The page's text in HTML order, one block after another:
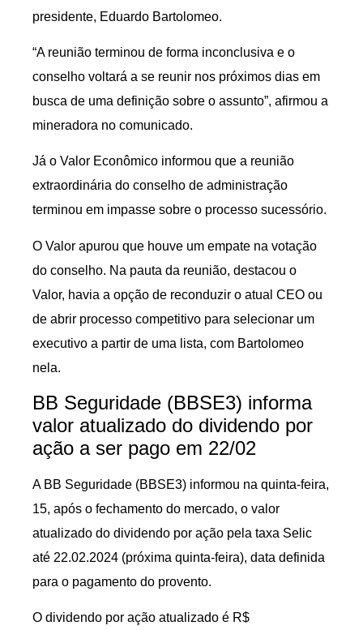
presidente, Eduardo Bartolomeo.
“A reunião terminou de forma inconclusiva e o
conselho voltará a se reunir nos próximos dias em
busca de uma definição sobre o assunto”, afirmou a
mineradora no comunicado.
Já o Valor Econômico informou que a reunião
extraordinária do conselho de administração
terminou em impasse sobre o processo sucessório.
O Valor apurou que houve um empate na votação
do conselho. Na pauta da reunião, destacou o
Valor, havia a opção de reconduzir o atual CEO ou
de abrir processo competitivo para selecionar um
executivo a partir de uma lista, com Bartolomeo
nela.
BB Seguridade (BBSE3) informa
valor atualizado do dividendo por
ação a ser pago em 22/02
A BB Seguridade (BBSE3) informou na quinta-feira,
15, após o fechamento do mercado, o valor
atualizado do dividendo por ação pela taxa Selic
até 22.02.2024 (próxima quinta-feira), data definida
para o pagamento do provento.
O dividendo por ação atualizado é R$